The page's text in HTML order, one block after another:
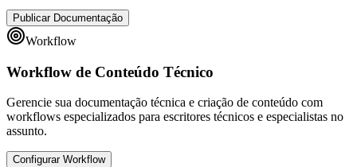
Publicar Documentação
Workflow
Workflow de Conteúdo Técnico
Gerencie sua documentação técnica e criação de conteúdo com
workflows especializados para escritores técnicos e especialistas no
assunto.
Configurar Workflow